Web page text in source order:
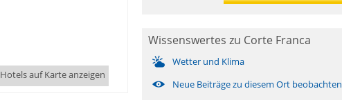
Hotels auf Karte anzeigen
Wissenswertes zu Corte Franca
Wetter und Klima
Neue Beiträge zu diesem Ort beobachten